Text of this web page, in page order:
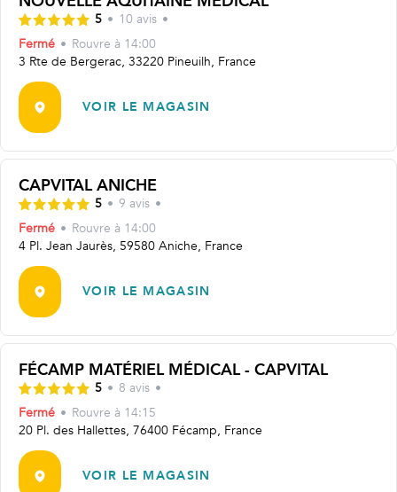
5 • 10 avis •
Fermé • Rouvre à 14:00
3 Rte de Bergerac, 33220 Pineuilh, France
VOIR LE MAGASIN
CAPVITAL ANICHE
5 • 9 avis •
Fermé • Rouvre à 14:00
4 Pl. Jean Jaurès, 59580 Aniche, France
VOIR LE MAGASIN
FÉCAMP MATÉRIEL MÉDICAL - CAPVITAL
5 • 8 avis •
Fermé • Rouvre à 14:15
20 Pl. des Hallettes, 76400 Fécamp, France
VOIR LE MAGASIN